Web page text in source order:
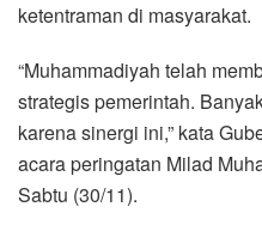
ketentraman di masyarakat.
“Muhammadiyah telah
strategis pemerintah.
karena sinergi ini,” kata
acara peringatan Milad
Sabtu (30/11).